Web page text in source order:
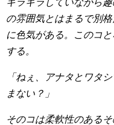
キラキラしていながら
の雰囲気とはまるで別
に色気がある。このコ
する。
「ねぇ、アナタとワタ
まない？」
そのコは柔軟性のある